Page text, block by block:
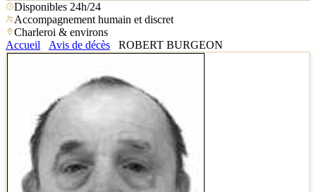
Disponibles 24h/24
Accompagnement humain et discret
Charleroi & environs
Accueil
Avis de décès ROBERT BURGEON